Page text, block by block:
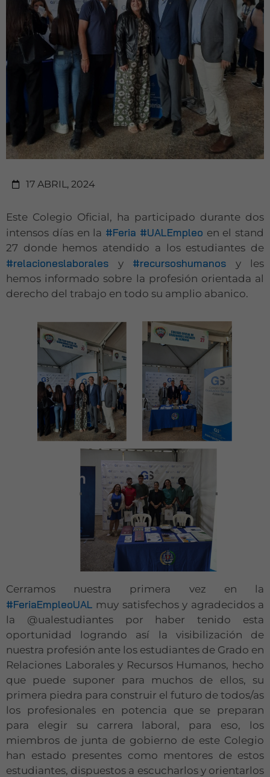
17 ABRIL, 2024
Este Colegio Oficial, ha participado durante dos
intensos días en la #Feria #UALEmpleo en el stand
27 donde hemos atendido a los estudiantes de
#relacioneslaborales y #recursoshumanos y les
hemos informado sobre la profesión orientada al
derecho del trabajo en todo su amplio abanico.
Cerramos nuestra primera vez en la
#FeriaEmpleoUAL muy satisfechos y agradecidos a
la @ualestudiantes por haber tenido esta
oportunidad logrando así la visibilización de
nuestra profesión ante los estudiantes de Grado en
Relaciones Laborales y Recursos Humanos, hecho
que puede suponer para muchos de ellos, su
primera piedra para construir el futuro de todos/as
los profesionales en potencia que se preparan
para elegir su carrera laboral, para eso, los
miembros de junta de gobierno de este Colegio
han estado presentes como mentores de estos
estudiantes, dispuestos a escucharlos y orientarlos